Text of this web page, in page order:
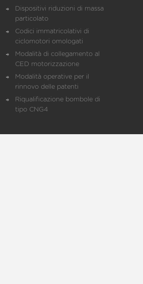
Dispositivi riduzioni di massa
particolato
Codici immatricolativi di
ciclomotori omologati
Modalità di collegamento al
CED motorizzazione
Modalità operative per il
rinnovo delle patenti
Riqualificazione bombole di
tipo CNG4